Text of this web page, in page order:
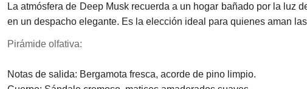
La atmósfera de Deep Musk recuerda a un hogar bañado por la luz
en un despacho elegante. Es la elección ideal para quienes aman
Pirámide olfativa:
Notas de salida: Bergamota fresca, acorde de pino limpio.